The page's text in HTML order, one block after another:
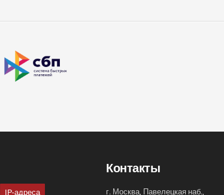
IP-адреса
Контакты
г. Москва, Павелецкая наб.,